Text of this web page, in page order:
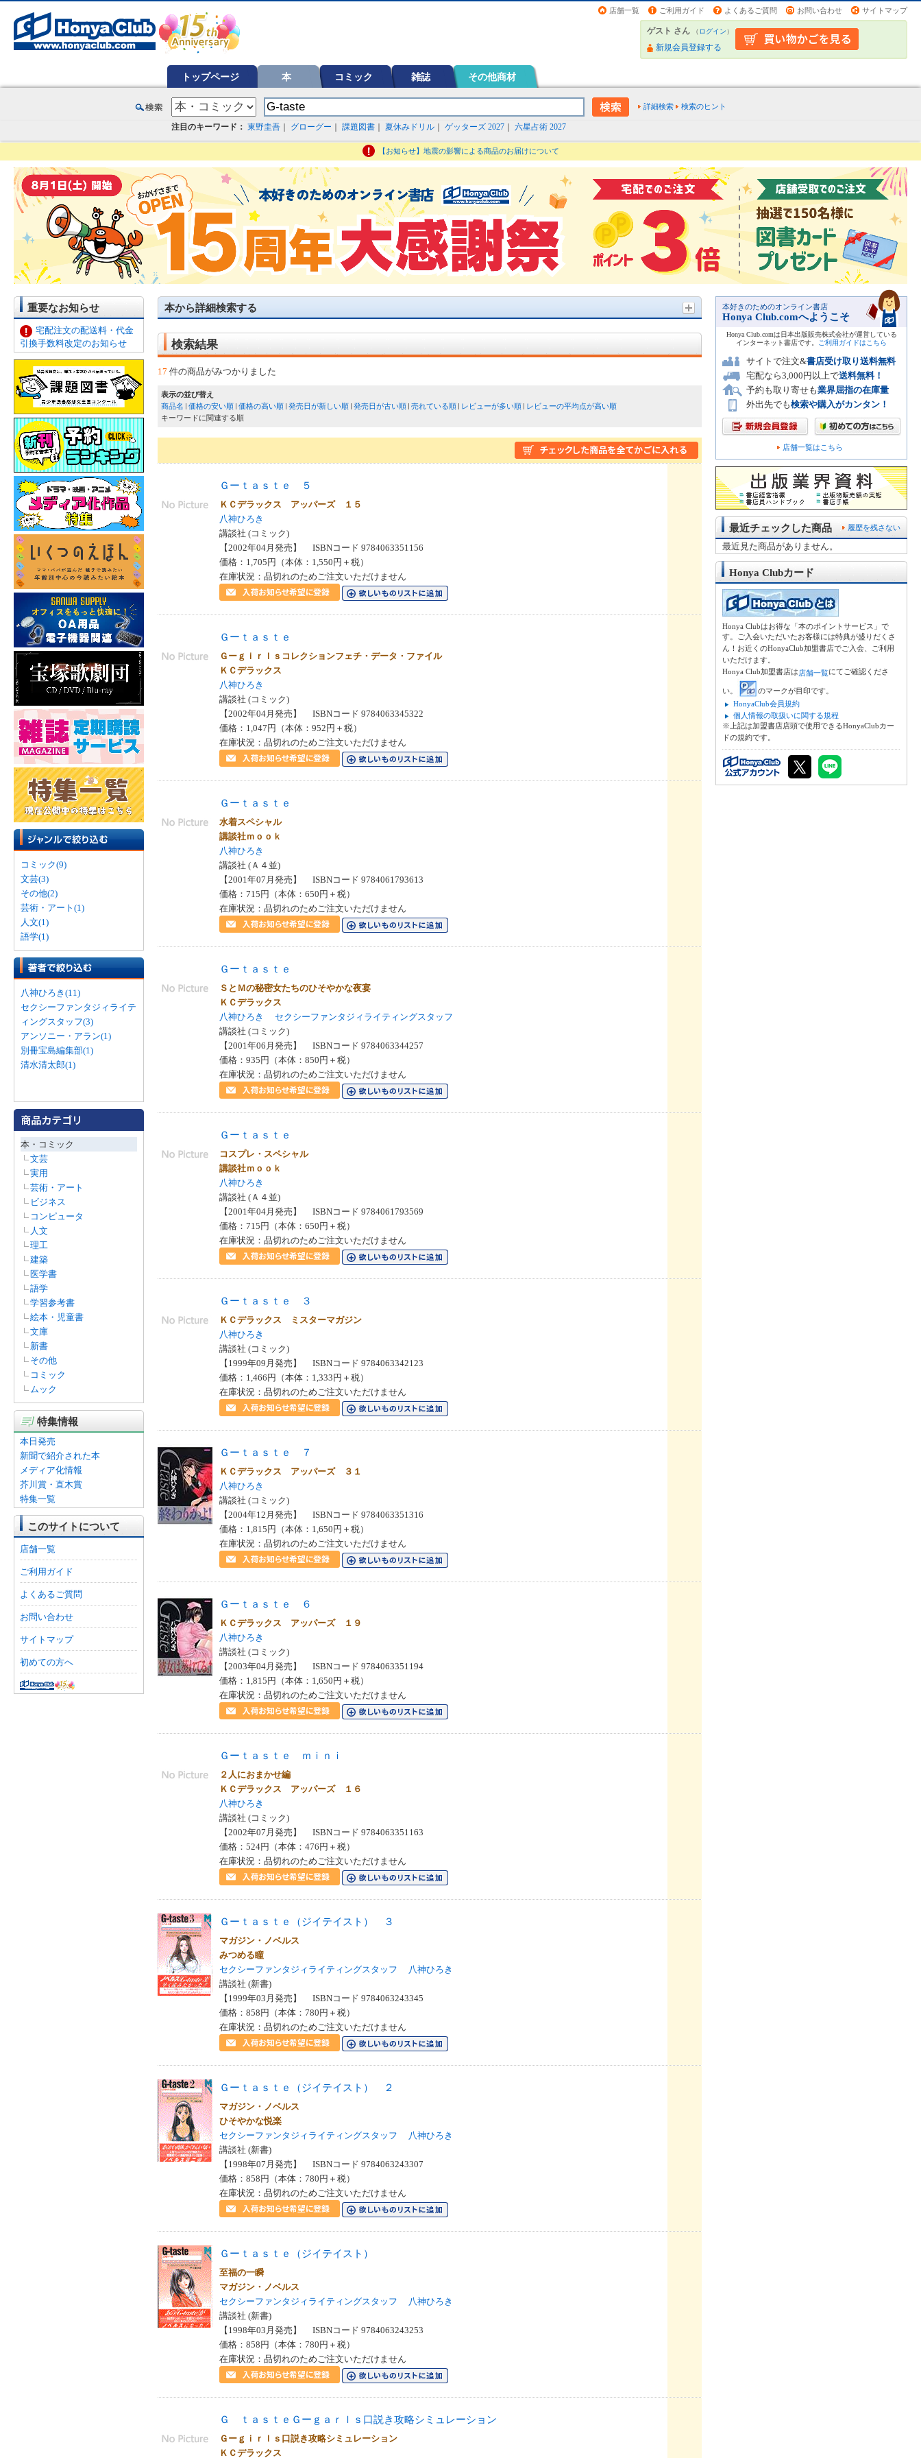
店舗一覧 ご利用ガイド よくあるご質問 お問い合わせ サイトマップ
ゲスト さん （ログイン）
新規会員登録する
トップページ 本 コミック 雑誌 その他商材
詳細検索 検索のヒント
注目のキーワード： 東野圭吾 グローグー 課題図書 夏休みドリル ゲッターズ 2027 六星占術 2027
【お知らせ】地震の影響による商品のお届けについて
重要なお知らせ
宅配注文の配送料・代金
引換手数料改定のお知らせ
コミック(9)
文芸(3)
その他(2)
芸術・アート(1)
人文(1)
語学(1)
八神ひろき(11)
セクシーファンタジィライテ
ィングスタッフ(3)
アンソニー・アラン(1)
別冊宝島編集部(1)
清水清太郎(1)
本・コミック
文芸
実用
芸術・アート
ビジネス
コンピュータ
人文
理工
建築
医学書
語学
学習参考書
絵本・児童書
文庫
新書
その他
コミック
ムック
特集情報
本日発売
新聞で紹介された本
メディア化情報
芥川賞・直木賞
特集一覧
このサイトについて
店舗一覧
ご利用ガイド
よくあるご質問
お問い合わせ
サイトマップ
初めての方へ
本から詳細検索する
検索結果
17 件の商品がみつかりました
表示の並び替え
商品名
価格の安い順 価格の高い順 発売日が新しい順 発売日が古い順 売れている順 レビューが多い順
レビューの平均点が高い順
キーワードに関連する順
Ｇーｔａｓｔｅ ５
ＫＣデラックス アッパーズ １５
八神ひろき
講談社 (コミック)
【2002年04月発売】 ISBNコード 9784063351156
価格：1,705円（本体：1,550円＋税）
在庫状況：品切れのためご注文いただけません
Ｇーｔａｓｔｅ
Ｇーｇｉｒｌｓコレクションフェチ・データ・ファイル
ＫＣデラックス
八神ひろき
講談社 (コミック)
【2002年04月発売】 ISBNコード 9784063345322
価格：1,047円（本体：952円＋税）
在庫状況：品切れのためご注文いただけません
Ｇーｔａｓｔｅ
水着スペシャル
講談社ｍｏｏｋ
八神ひろき
講談社 (Ａ４並)
【2001年07月発売】 ISBNコード 9784061793613
価格：715円（本体：650円＋税）
在庫状況：品切れのためご注文いただけません
Ｇーｔａｓｔｅ
ＳとＭの秘密女たちのひそやかな夜宴
ＫＣデラックス
八神ひろき
セクシーファンタジィライティングスタッフ
講談社 (コミック)
【2001年06月発売】 ISBNコード 9784063344257
価格：935円（本体：850円＋税）
在庫状況：品切れのためご注文いただけません
Ｇーｔａｓｔｅ
コスプレ・スペシャル
講談社ｍｏｏｋ
八神ひろき
講談社 (Ａ４並)
【2001年04月発売】 ISBNコード 9784061793569
価格：715円（本体：650円＋税）
在庫状況：品切れのためご注文いただけません
Ｇーｔａｓｔｅ ３
ＫＣデラックス ミスターマガジン
八神ひろき
講談社 (コミック)
【1999年09月発売】 ISBNコード 9784063342123
価格：1,466円（本体：1,333円＋税）
在庫状況：品切れのためご注文いただけません
Ｇーｔａｓｔｅ ７
ＫＣデラックス アッパーズ ３１
八神ひろき
講談社 (コミック)
【2004年12月発売】 ISBNコード 9784063351316
価格：1,815円（本体：1,650円＋税）
在庫状況：品切れのためご注文いただけません
Ｇーｔａｓｔｅ ６
ＫＣデラックス アッパーズ １９
八神ひろき
講談社 (コミック)
【2003年04月発売】 ISBNコード 9784063351194
価格：1,815円（本体：1,650円＋税）
在庫状況：品切れのためご注文いただけません
Ｇーｔａｓｔｅ ｍｉｎｉ
２人におまかせ編
ＫＣデラックス アッパーズ １６
八神ひろき
講談社 (コミック)
【2002年07月発売】 ISBNコード 9784063351163
価格：524円（本体：476円＋税）
在庫状況：品切れのためご注文いただけません
Ｇーｔａｓｔｅ（ジイテイスト） ３
マガジン・ノベルス
みつめる瞳
セクシーファンタジィライティングスタッフ
八神ひろき
講談社 (新書)
【1999年03月発売】 ISBNコード 9784063243345
価格：858円（本体：780円＋税）
在庫状況：品切れのためご注文いただけません
Ｇーｔａｓｔｅ（ジイテイスト） ２
マガジン・ノベルス
ひそやかな悦楽
セクシーファンタジィライティングスタッフ
八神ひろき
講談社 (新書)
【1998年07月発売】 ISBNコード 9784063243307
価格：858円（本体：780円＋税）
在庫状況：品切れのためご注文いただけません
Ｇーｔａｓｔｅ（ジイテイスト）
至福の一瞬
マガジン・ノベルス
セクシーファンタジィライティングスタッフ
八神ひろき
講談社 (新書)
【1998年03月発売】 ISBNコード 9784063243253
価格：858円（本体：780円＋税）
在庫状況：品切れのためご注文いただけません
Ｇ ｔａｓｔｅＧーｇａｒｌｓ口説き攻略シミュレーション
Ｇーｇｉｒｌｓ口説き攻略シミュレーション
ＫＣデラックス
本好きのためのオンライン書店
Honya Club.comへようこそ
Honya Club.comは日本出版販売株式会社が運営している
インターネット書店です。
ご利用ガイドはこちら
サイトで注文&書店受け取り送料無料
宅配なら3,000円以上で送料無料！
予約も取り寄せも業界屈指の在庫量
外出先でも検索や購入がカンタン！
店舗一覧はこちら
履歴を残さない
最近チェックした商品
最近見た商品がありません。
Honya Clubカード
Honya Clubはお得な「本のポイントサービス」で
す。ご入会いただいたお客様には特典が盛りだくさ
ん！お近くのHonyaClub加盟書店でご入会、ご利用
いただけます。
Honya Club加盟書店は店舗一覧にてご確認くださ
い。
のマークが目印です。
HonyaClub会員規約
個人情報の取扱いに関する規程
※上記は加盟書店店頭で使用できるHonyaClubカー
ドの規約です。